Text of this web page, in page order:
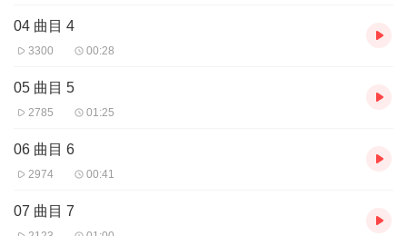
04 曲目 4
3300 00:28
05 曲目 5
2785 01:25
06 曲目 6
2974 00:41
07 曲目 7